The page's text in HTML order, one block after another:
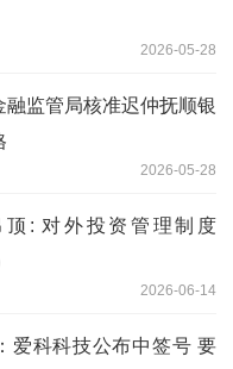
2026-05-28
融监管局核准迟仲抚顺银
2026-05-28
: 对外投资管理制度
2026-06-14
爱科科技公布中签号 要